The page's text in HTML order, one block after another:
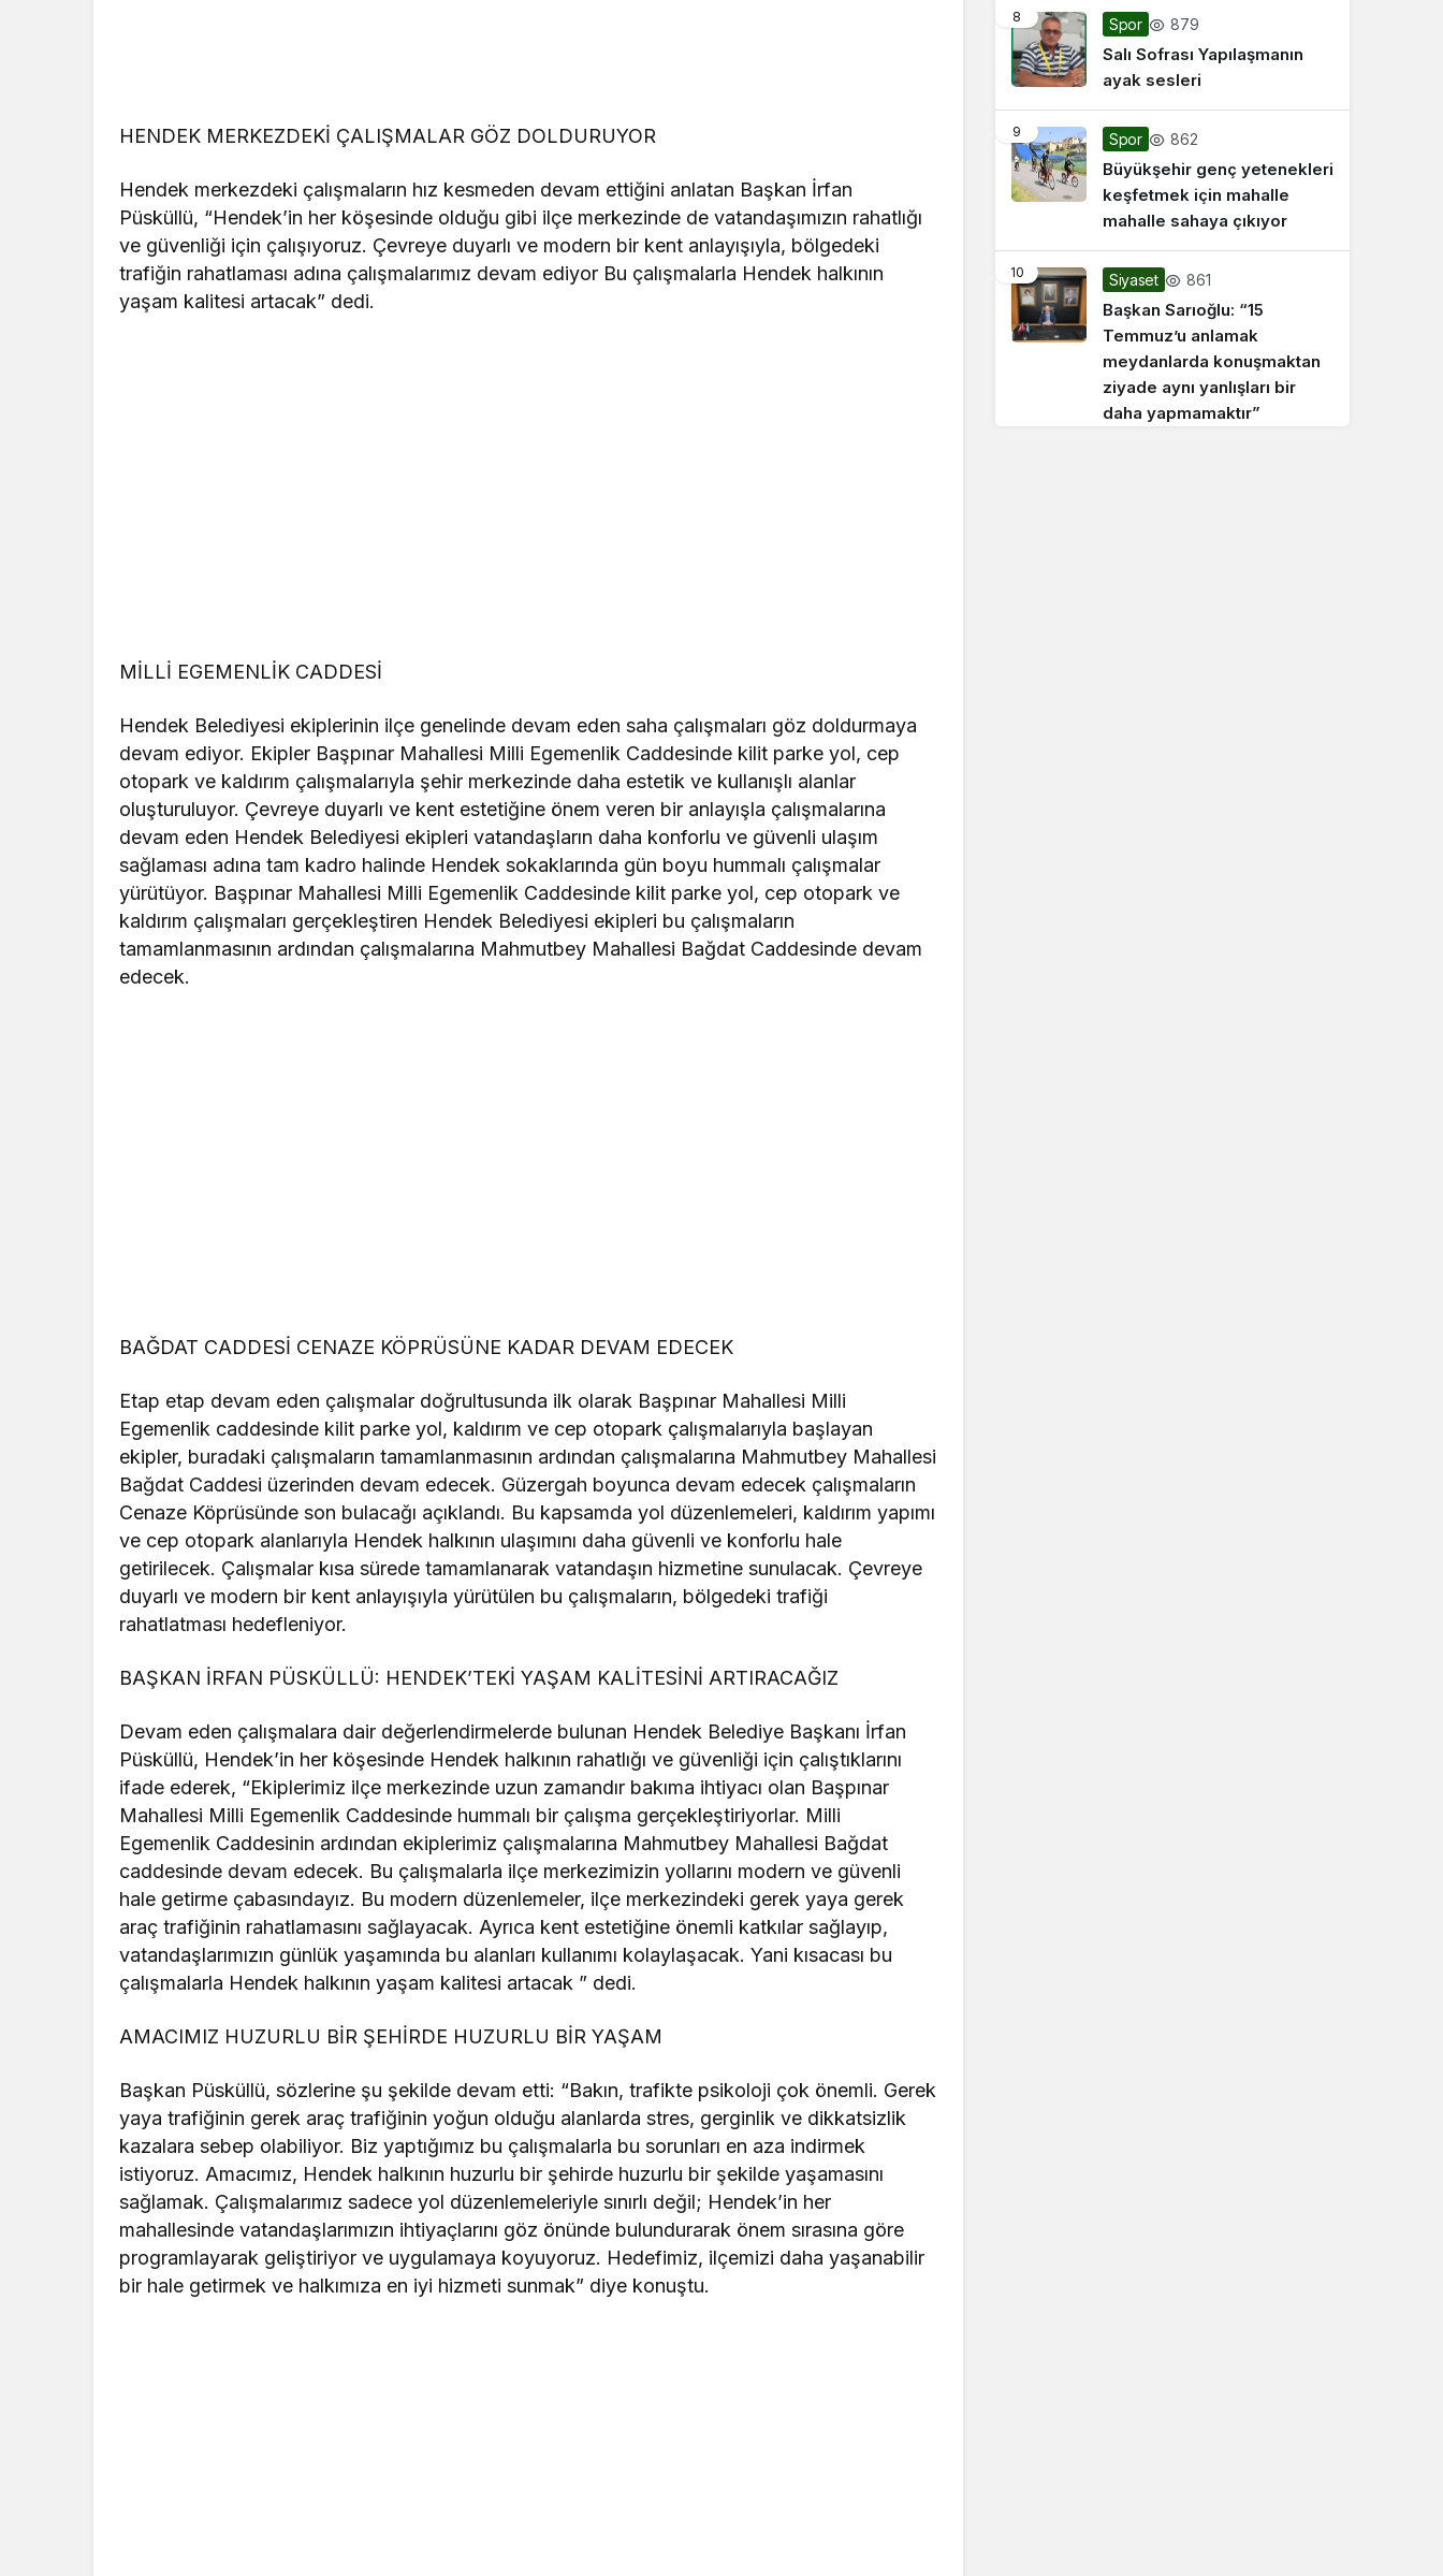
HENDEK MERKEZDEKİ ÇALIŞMALAR GÖZ DOLDURUYOR
Hendek merkezdeki çalışmaların hız kesmeden devam ettiğini anlatan Başkan İrfan
Püsküllü, “Hendek’in her köşesinde olduğu gibi ilçe merkezinde de vatandaşımızın rahatlığı
ve güvenliği için çalışıyoruz. Çevreye duyarlı ve modern bir kent anlayışıyla, bölgedeki
trafiğin rahatlaması adına çalışmalarımız devam ediyor Bu çalışmalarla Hendek halkının
yaşam kalitesi artacak” dedi.
MİLLİ EGEMENLİK CADDESİ
Hendek Belediyesi ekiplerinin ilçe genelinde devam eden saha çalışmaları göz doldurmaya
devam ediyor. Ekipler Başpınar Mahallesi Milli Egemenlik Caddesinde kilit parke yol, cep
otopark ve kaldırım çalışmalarıyla şehir merkezinde daha estetik ve kullanışlı alanlar
oluşturuluyor. Çevreye duyarlı ve kent estetiğine önem veren bir anlayışla çalışmalarına
devam eden Hendek Belediyesi ekipleri vatandaşların daha konforlu ve güvenli ulaşım
sağlaması adına tam kadro halinde Hendek sokaklarında gün boyu hummalı çalışmalar
yürütüyor. Başpınar Mahallesi Milli Egemenlik Caddesinde kilit parke yol, cep otopark ve
kaldırım çalışmaları gerçekleştiren Hendek Belediyesi ekipleri bu çalışmaların
tamamlanmasının ardından çalışmalarına Mahmutbey Mahallesi Bağdat Caddesinde devam
edecek.
BAĞDAT CADDESİ CENAZE KÖPRÜSÜNE KADAR DEVAM EDECEK
Etap etap devam eden çalışmalar doğrultusunda ilk olarak Başpınar Mahallesi Milli
Egemenlik caddesinde kilit parke yol, kaldırım ve cep otopark çalışmalarıyla başlayan
ekipler, buradaki çalışmaların tamamlanmasının ardından çalışmalarına Mahmutbey Mahallesi
Bağdat Caddesi üzerinden devam edecek. Güzergah boyunca devam edecek çalışmaların
Cenaze Köprüsünde son bulacağı açıklandı. Bu kapsamda yol düzenlemeleri, kaldırım yapımı
ve cep otopark alanlarıyla Hendek halkının ulaşımını daha güvenli ve konforlu hale
getirilecek. Çalışmalar kısa sürede tamamlanarak vatandaşın hizmetine sunulacak. Çevreye
duyarlı ve modern bir kent anlayışıyla yürütülen bu çalışmaların, bölgedeki trafiği
rahatlatması hedefleniyor.
BAŞKAN İRFAN PÜSKÜLLÜ: HENDEK’TEKİ YAŞAM KALİTESİNİ ARTIRACAĞIZ
Devam eden çalışmalara dair değerlendirmelerde bulunan Hendek Belediye Başkanı İrfan
Püsküllü, Hendek’in her köşesinde Hendek halkının rahatlığı ve güvenliği için çalıştıklarını
ifade ederek, “Ekiplerimiz ilçe merkezinde uzun zamandır bakıma ihtiyacı olan Başpınar
Mahallesi Milli Egemenlik Caddesinde hummalı bir çalışma gerçekleştiriyorlar. Milli
Egemenlik Caddesinin ardından ekiplerimiz çalışmalarına Mahmutbey Mahallesi Bağdat
caddesinde devam edecek. Bu çalışmalarla ilçe merkezimizin yollarını modern ve güvenli
hale getirme çabasındayız. Bu modern düzenlemeler, ilçe merkezindeki gerek yaya gerek
araç trafiğinin rahatlamasını sağlayacak. Ayrıca kent estetiğine önemli katkılar sağlayıp,
vatandaşlarımızın günlük yaşamında bu alanları kullanımı kolaylaşacak. Yani kısacası bu
çalışmalarla Hendek halkının yaşam kalitesi artacak ” dedi.
AMACIMIZ HUZURLU BİR ŞEHİRDE HUZURLU BİR YAŞAM
Başkan Püsküllü, sözlerine şu şekilde devam etti: “Bakın, trafikte psikoloji çok önemli. Gerek
yaya trafiğinin gerek araç trafiğinin yoğun olduğu alanlarda stres, gerginlik ve dikkatsizlik
kazalara sebep olabiliyor. Biz yaptığımız bu çalışmalarla bu sorunları en aza indirmek
istiyoruz. Amacımız, Hendek halkının huzurlu bir şehirde huzurlu bir şekilde yaşamasını
sağlamak. Çalışmalarımız sadece yol düzenlemeleriyle sınırlı değil; Hendek’in her
mahallesinde vatandaşlarımızın ihtiyaçlarını göz önünde bulundurarak önem sırasına göre
programlayarak geliştiriyor ve uygulamaya koyuyoruz. Hedefimiz, ilçemizi daha yaşanabilir
bir hale getirmek ve halkımıza en iyi hizmeti sunmak” diye konuştu.
8 Spor 879
Salı Sofrası Yapılaşmanın
ayak sesleri
9 Spor 862
Büyükşehir genç yetenekleri
keşfetmek için mahalle
mahalle sahaya çıkıyor
10 Siyaset 861
Başkan Sarıoğlu: “15
Temmuz’u anlamak
meydanlarda konuşmaktan
ziyade aynı yanlışları bir
daha yapmamaktır”